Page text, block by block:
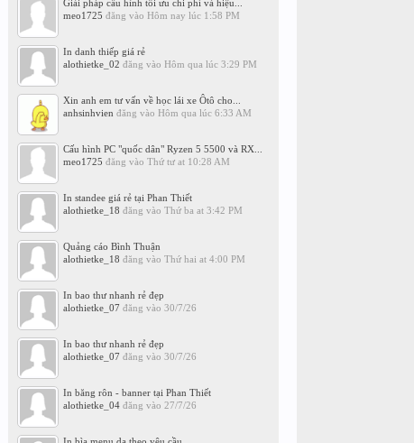
Giải pháp cấu hình tối ưu chi phí và hiệu...
meo1725 đăng vào Hôm nay lúc 1:58 PM
In danh thiếp giá rẻ
alothietke_02 đăng vào Hôm qua lúc 3:29 PM
Xin anh em tư vấn về học lái xe Ôtô cho...
anhsinhvien đăng vào Hôm qua lúc 6:33 AM
Cấu hình PC "quốc dân" Ryzen 5 5500 và RX...
meo1725 đăng vào Thứ tư at 10:28 AM
In standee giá rẻ tại Phan Thiết
alothietke_18 đăng vào Thứ ba at 3:42 PM
Quảng cáo Bình Thuận
alothietke_18 đăng vào Thứ hai at 4:00 PM
In bao thư nhanh rẻ đẹp
alothietke_07 đăng vào 30/7/26
In bao thư nhanh rẻ đẹp
alothietke_07 đăng vào 30/7/26
In băng rôn - banner tại Phan Thiết
alothietke_04đăng vào 27/7/26